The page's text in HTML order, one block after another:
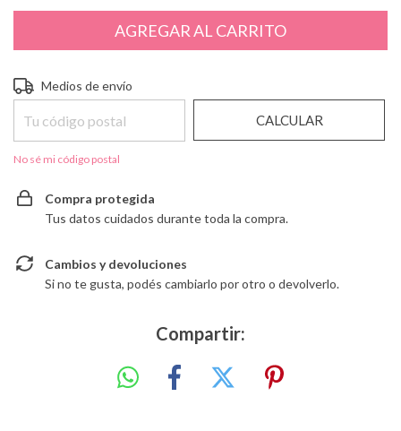
Entregas para el CP:
Medios de envío
CALCULAR
No sé mi código postal
Compra protegida
Tus datos cuidados durante toda la compra.
Cambios y devoluciones
Si no te gusta, podés cambiarlo por otro o devolverlo.
Compartir: